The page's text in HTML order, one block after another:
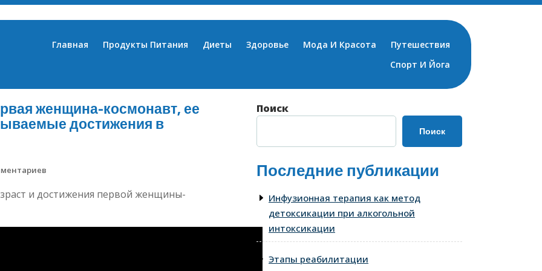
Главная Продукты Питания Диеты Здоровье Мода И Красота
Путешествия
Спорт И Йога
женщина-космонавт, ее
достижения в
Поиск
Поиск
Последние публикации
Инфузионная терапия как метод
детоксикации при алкогольной
интоксикации
Этапы реабилитации